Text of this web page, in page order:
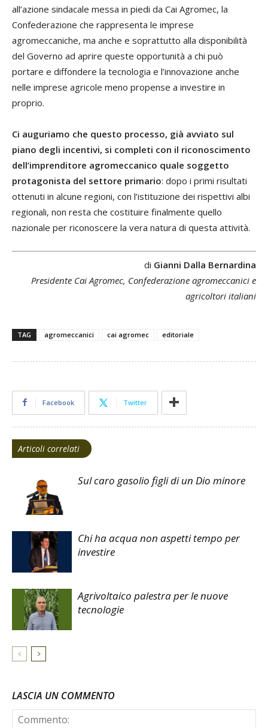
all’azione sindacale messa in piedi da Cai Agromec, la
Confederazione che rappresenta le imprese
agromeccaniche, ma anche e soprattutto alla disponibilità
del Governo ad aprire queste opportunità a chi può
portare e diffondere la tecnologia e l’innovazione anche
nelle imprese agricole meno propense a investire in
proprio.
Ci auguriamo che questo processo, già avviato sul
piano degli incentivi, si completi con il riconoscimento
dell’imprenditore agromeccanico quale soggetto
protagonista del settore primario: dopo i primi risultati
ottenuti in alcune regioni, con l’istituzione dei rispettivi albi
regionali, non resta che costituire finalmente quello
nazionale per riconoscere la vera natura di questa attività.
di Gianni Dalla Bernardina
Presidente Cai Agromec, Confederazione agromeccanici e
agricoltori italiani
TAG agromeccanici cai agromec editoriale
Facebook Twitter
Articoli correlati
Sul caro gasolio figli di un Dio minore
Chi ha acqua non aspetti tempo per
investire
Agrivoltaico palestra per le nuove
tecnologie
LASCIA UN COMMENTO